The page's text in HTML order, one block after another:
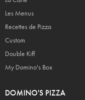
Les Menus
Recettes de Pizza
Custom
Double Kiff
My Domino's Box
DOMINO'S PIZZA